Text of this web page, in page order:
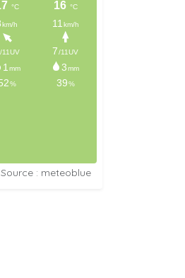
Source : meteoblue